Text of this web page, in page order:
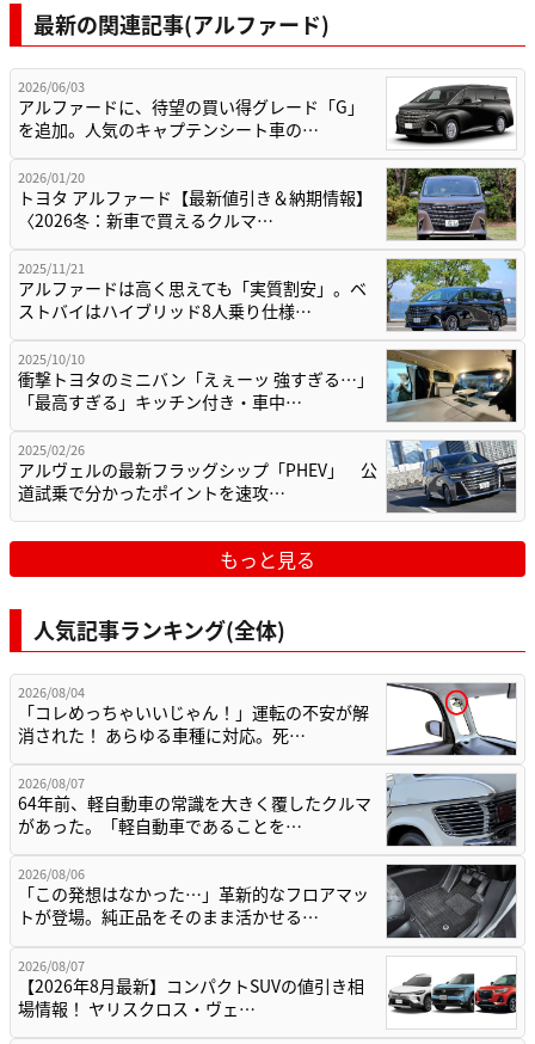
最新の関連記事(アルファード)
2026/06/03
アルファードに、待望の買い得グレード「G」
を追加。人気のキャプテンシート車の…
2026/01/20
トヨタ アルファード【最新値引き＆納期情報】
〈2026冬：新車で買えるクルマ…
2025/11/21
アルファードは高く思えても「実質割安」。ベ
ストバイはハイブリッド8人乗り仕様…
2025/10/10
衝撃トヨタのミニバン「えぇーッ 強すぎる…」
「最高すぎる」キッチン付き・車中…
2025/02/26
アルヴェルの最新フラッグシップ「PHEV」 公
道試乗で分かったポイントを速攻…
もっと見る
人気記事ランキング(全体)
2026/08/04
「コレめっちゃいいじゃん！」運転の不安が解
消された！ あらゆる車種に対応。死…
2026/08/07
64年前、軽自動車の常識を大きく覆したクルマ
があった。「軽自動車であることを…
2026/08/06
「この発想はなかった…」革新的なフロアマッ
トが登場。純正品をそのまま活かせる…
2026/08/07
【2026年8月最新】コンパクトSUVの値引き相
場情報！ ヤリスクロス・ヴェ…